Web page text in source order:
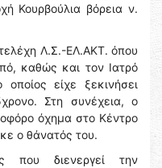
Κουρβούλια βόρεια ν.
Λ.Σ.-ΕΛ.ΑΚΤ. όπου
καθώς και τον Ιατρό
είχε ξεκινήσει
Στη συνέχεια, ο
όχημα στο Κέντρο
ο θάνατός του.
που διενεργεί την